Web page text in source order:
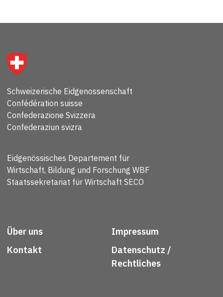
Schweizerische Eidgenossenschaft
Confédération suisse
Confederazione Svizzera
Confederaziun svizra
Eidgenössisches Departement für
Wirtschaft, Bildung und Forschung WBF
Staatssekretariat für Wirtschaft SECO
Über uns
Kontakt
Impressum
Datenschutz /
Rechtliches